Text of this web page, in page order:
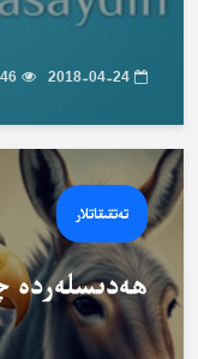
2018-04-24
5,946
تەتقىقاتلار
ھەدىسلەردە